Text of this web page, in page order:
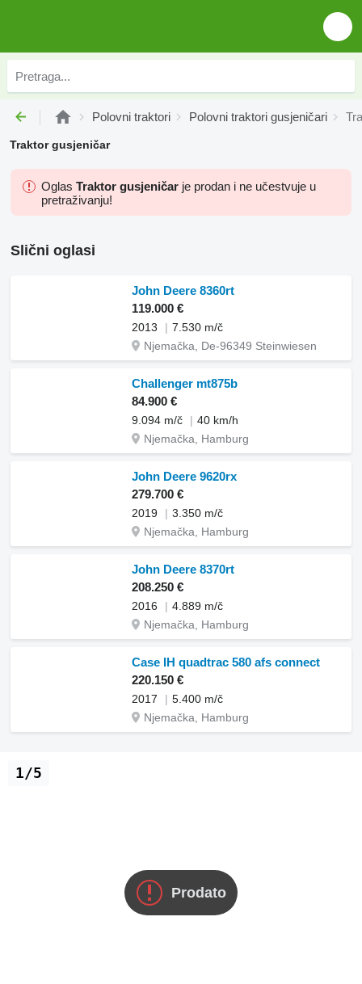
Polovni traktori Polovni traktori gusjeničari
Traktor gusjeničar
Oglas Traktor gusjeničar je prodan i ne učestvuje u
pretraživanju!
Slični oglasi
John Deere 8360rt
119.000 €
2013
7.530 m/č
Njemačka, De-96349 Steinwiesen
Challenger mt875b
84.900 €
9.094 m/č
40 km/h
Njemačka, Hamburg
John Deere 9620rx
279.700 €
2019
3.350 m/č
Njemačka, Hamburg
John Deere 8370rt
208.250 €
2016
4.889 m/č
Njemačka, Hamburg
Case IH quadtrac 580 afs connect
220.150 €
2017
5.400 m/č
Njemačka, Hamburg
Prodato
1/5